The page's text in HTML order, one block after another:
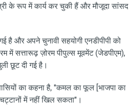
के रूप में कार्य कर चुकी हैं और मौजूदा सांसद
है और अपने चुनावी सहयोगी एनडीपीपी को
में सत्तारूढ़ ज़ोरम पीपुल्स मूवमेंट (जेडपीएम),
छूट दी गई है।
का कहना है, "कमल का फूल [भाजपा का
में नहीं खिल सकता"।